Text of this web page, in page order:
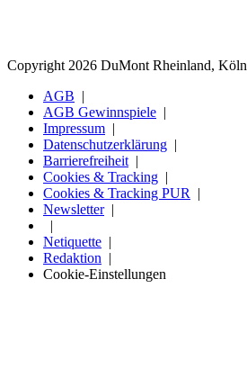
Copyright 2026 DuMont Rheinland, Köln
AGB
AGB Gewinnspiele
Impressum
Datenschutzerklärung
Barrierefreiheit
Cookies & Tracking
Cookies & Tracking PUR
Newsletter
Netiquette
Redaktion
Cookie-Einstellungen